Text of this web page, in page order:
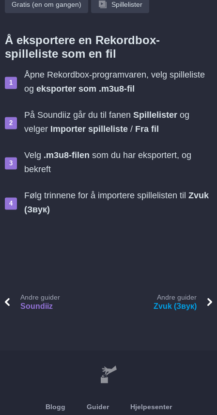
Gratis (en om gangen) Spillelister
Å eksportere en Rekordbox-
spilleliste som en fil
Åpne Rekordbox-programvaren, velg spilleliste
og eksporter som .m3u8-fil
På Soundiiz går du til fanen Spillelister og
velger Importer spilleliste / Fra fil
Velg .m3u8-filen som du har eksportert, og
bekreft
Følg trinnene for å importere spillelisten til Zvuk
(Звук)
Andre guider
Soundiiz
Andre guider
Zvuk (Звук)
Blogg Guider Hjelpesenter